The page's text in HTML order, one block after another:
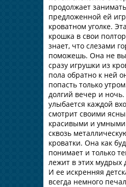
продолжает
предложенной ей
кроватном уголке.
крошка в свои
знает, что слезами
поможешь. Она не
сразу игрушки из
пола обратно к ней
попасть только
долгий вечер и ночь.
улыбается каждой
смотрит своими
красивыми и умными
сквозь
кроватки. Она как
понимает и только
лежит в этих мудрых
И ее искренняя
всегда немного